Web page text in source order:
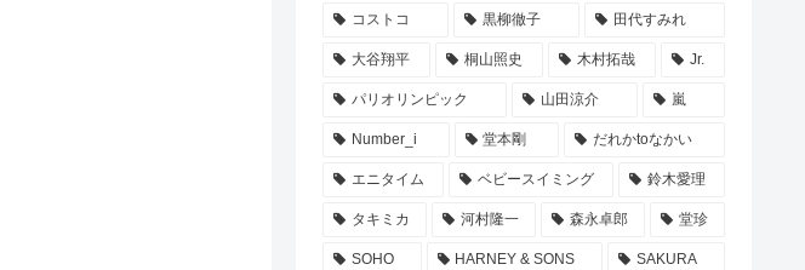
コストコ 黒柳徹子 田代すみれ
大谷翔平 桐山照史 木村拓哉 Jr.
パリオリンピック 山田涼介 嵐
Number_i 堂本剛 だれかtoなかい
エニタイム ベビースイミング 鈴木愛理
タキミカ 河村隆一 森永卓郎 堂珍
SOHO HARNEY & SONS SAKURA